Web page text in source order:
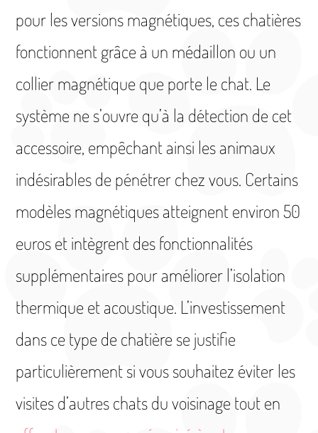
pour les versions magnétiques, ces chatières
fonctionnent grâce à un médaillon ou un
collier magnétique que porte le chat. Le
système ne s’ouvre qu’à la détection de cet
accessoire, empêchant ainsi les animaux
indésirables de pénétrer chez vous. Certains
modèles magnétiques atteignent environ 50
euros et intègrent des fonctionnalités
supplémentaires pour améliorer l’isolation
thermique et acoustique. L’investissement
dans ce type de chatière se justifie
particulièrement si vous souhaitez éviter les
visites d’autres chats du voisinage tout en